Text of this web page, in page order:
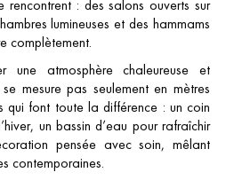
rencontrent : des salons ouverts sur
lumineuses et des hammams
complètement.
une atmosphère chaleureuse et
mesure pas seulement en mètres
qui font toute la différence : un coin
un bassin d’eau pour rafraîchir
pensée avec soin, mêlant
contemporaines.